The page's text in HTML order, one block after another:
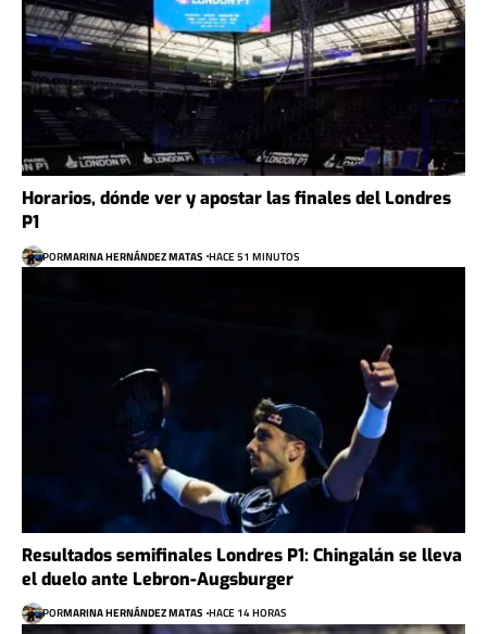
Horarios, dónde ver y apostar las finales del Londres
P1
PORMARINA HERNÁNDEZ MATAS HACE 51 MINUTOS
Resultados semifinales Londres P1: Chingalán se lleva
el duelo ante Lebron-Augsburger
PORMARINA HERNÁNDEZ MATAS HACE 14 HORAS